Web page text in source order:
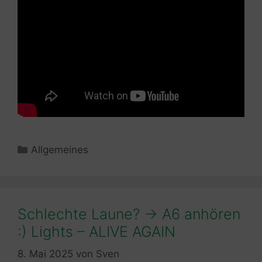
Kategorien
Allgemeines
Schlechte Laune? -> A6 anhören
:) Lights – ALIVE AGAIN
8. Mai 2025 von Sven